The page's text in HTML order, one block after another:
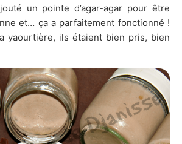
un pointe d’agar-agar pour être
et… ça a parfaitement fonctionné !
yaourtière, ils étaient bien pris, bien